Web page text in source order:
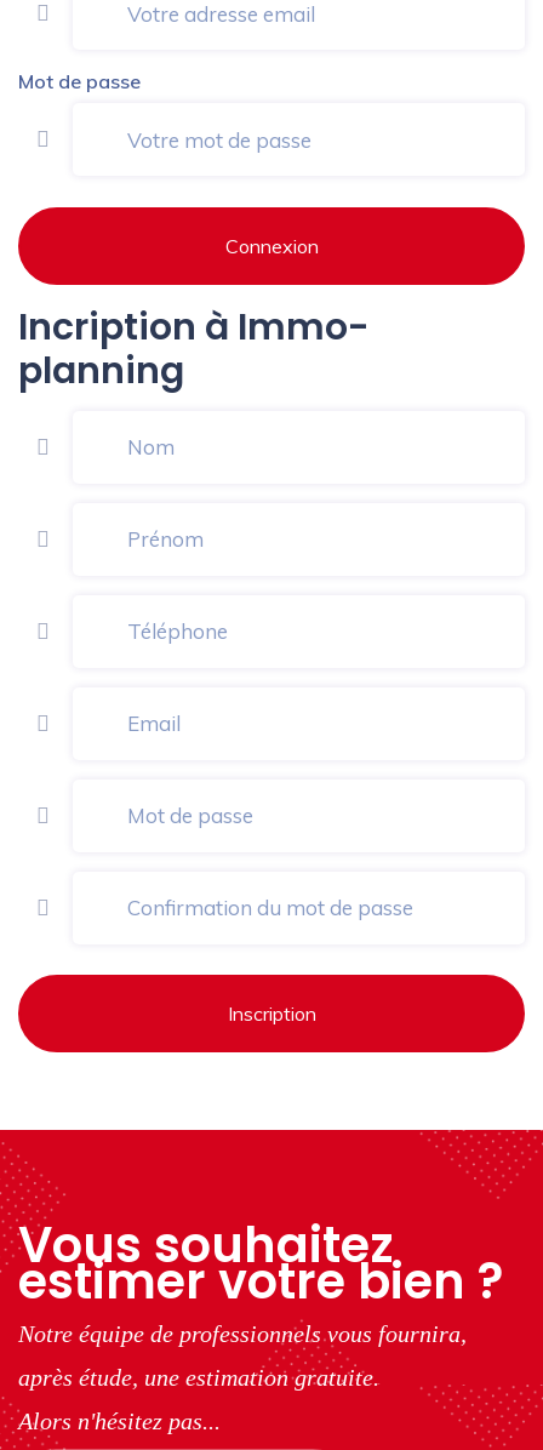
Mot de passe
Connexion
Incription à Immo-
planning
Inscription
Vous souhaitez
estimer votre bien ?
Notre équipe de professionnels vous fournira,
après étude, une estimation gratuite.
Alors n'hésitez pas...